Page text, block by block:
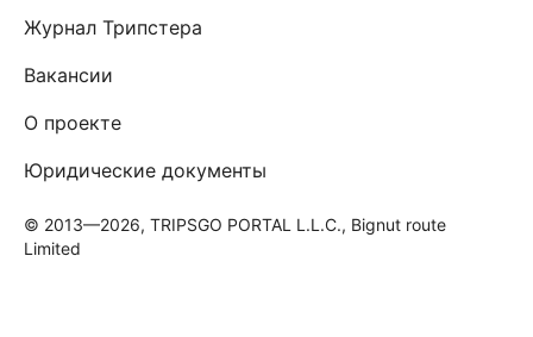
Журнал Трипстера
Вакансии
О проекте
Юридические документы
© 2013—2026, TRIPSGO PORTAL L.L.C., Bignut route
Limited